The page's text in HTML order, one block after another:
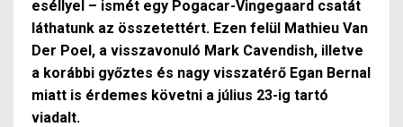
eséllyel – ismét egy Pogacar-Vingegaard csatát
láthatunk az összetettért. Ezen felül Mathieu Van
Der Poel, a visszavonuló Mark Cavendish, illetve
a korábbi győztes és nagy visszatérő Egan Bernal
miatt is érdemes követni a július 23-ig tartó
viadalt.